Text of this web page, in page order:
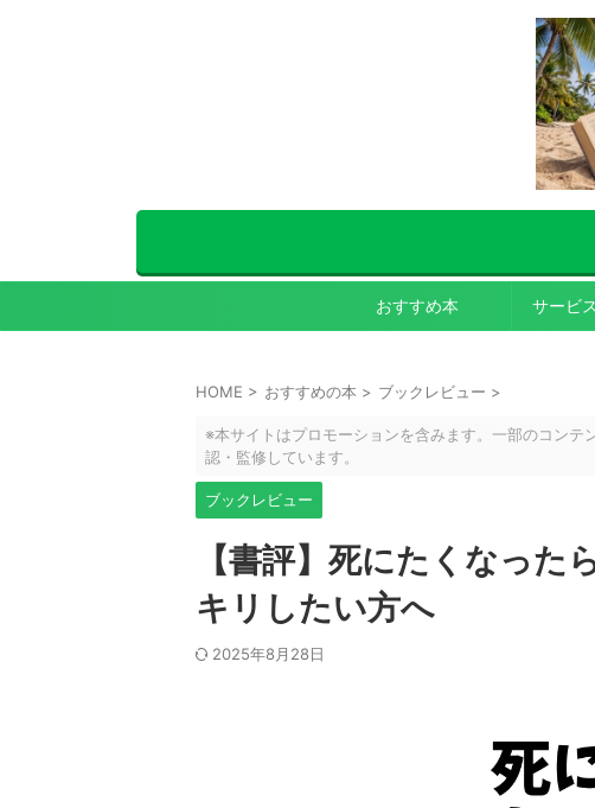
おすすめ本 サービ
HOME > おすすめの本 > ブックレビュー >
※本サイトはプロモーションを含みます。一部のコン
認・監修しています。
ブックレビュー
【書評】死にたくなった
キリしたい方へ
2025年8月28日